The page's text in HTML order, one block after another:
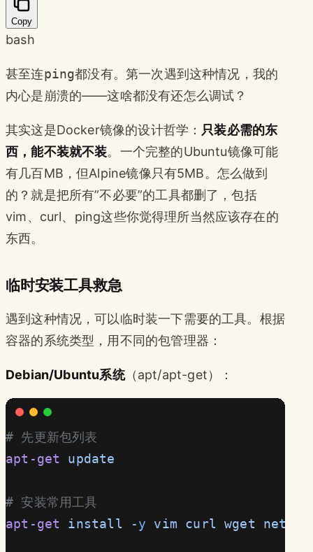
Copy
bash
甚至连ping都没有。第一次遇到这种情况，我的
内心是崩溃的——这啥都没有还怎么调试？
其实这是Docker镜像的设计哲学： 只装必需的东
西，能不装就不装。一个完整的Ubuntu镜像可能
有几百MB，但Alpine镜像只有5MB。怎么做到
的？就是把所有”不必要”的工具都删了，包括
vim、curl、ping这些你觉得理所当然应该存在的
东西。
临时安装工具救急
遇到这种情况，可以临时装一下需要的工具。根据
容器的系统类型，用不同的包管理器：
Debian/Ubuntu系统（apt/apt-get）：
# 先更新包列表
apt-get
update
# 安装常用工具
apt-get
install -y vim curl wget net-